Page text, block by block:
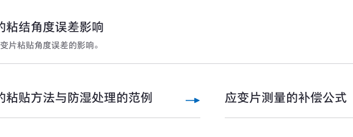
粘结角度误差影响
片粘贴角度误差的影响。
粘贴方法与防湿处理的范例 应变片测量的补偿公式